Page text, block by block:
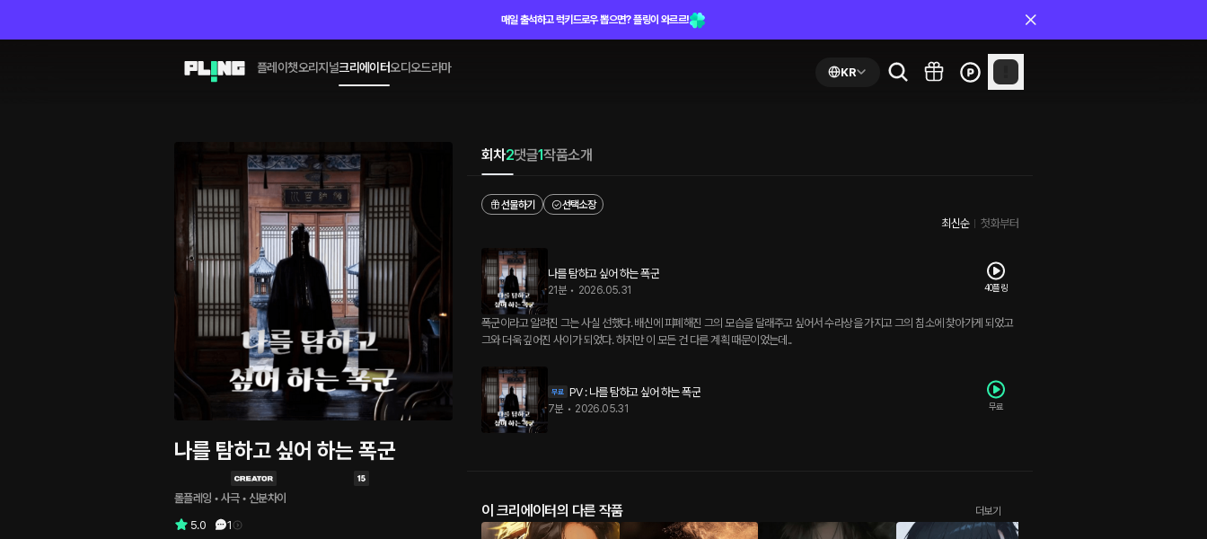
매일 출석하고 럭키드로우 뽑으면? 플링이 와르르!
플레이챗오리지널크리에이터오디오드라마 KR
나를 탐하고 싶어 하는 폭군
롤플레잉 • 사극 • 신분차이
5.0
1
회차2댓글1작품소개
선물하기 선택소장
최신순 첫화부터
나를 탐하고 싶어 하는 폭군
21분 • 2026.05.31 40플링
폭군이라고 알려진 그는 사실 선했다. 배신에 피폐해진 그의 모습을 달래주고 싶어서 수라상을 가지고 그의 침소에 찾아가게 되었고
그와 더욱 깊어진 사이가 되었다. 하지만 이 모든 건 다른 계획 때문이었는데..
PV : 나를 탐하고 싶어 하는 폭군
7분 • 2026.05.31 무료
이 크리에이터의 다른 작품 더보기